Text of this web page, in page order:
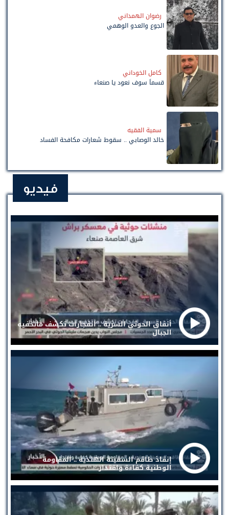
رضوان الهمداني
الجوع والعدو الوهمي
كامل الخوداني
قسماً سوف نعود يا صنعاء
سمية الفقيه
خالد الوصابي .. سقوط شعارات مكافحة الفساد
فيديو
أنفاق الحوثي السرية .. انفجارات تكشف ماتخفيه
الجبال
إنقاذ طاقم السفينة الهندية .. المقاومة
الوطنية كفاءة واقتدار